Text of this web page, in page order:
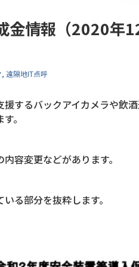
情報（2020年
遠隔地IT点呼
するバックアイカメラや飲
。
容変更などがあります。
る部分を抜粋します。